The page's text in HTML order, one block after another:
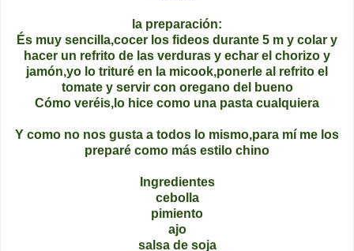
la preparación:
És muy sencilla,cocer los fideos durante 5 m y colar y
hacer un refrito de las verduras y echar el chorizo y
jamón,yo lo trituré en la micook,ponerle al refrito el
tomate y servir con oregano del bueno
Cómo veréis,lo hice como una pasta cualquiera
Y como no nos gusta a todos lo mismo,para mí me los
preparé como más estilo chino
Ingredientes
cebolla
pimiento
ajo
salsa de soja